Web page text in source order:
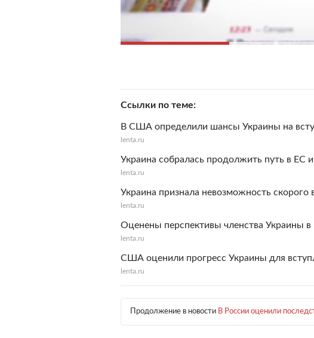
Ссылки по теме
В США определили шансы Украины на
lenta.ru
Украина собралась продолжить путь в
lenta.ru
Украина признала невозможность
lenta.ru
Оценены перспективы членства Украины
lenta.ru
США оценили прогресс Украины для
lenta.ru
Продолжение в новости В России оценили